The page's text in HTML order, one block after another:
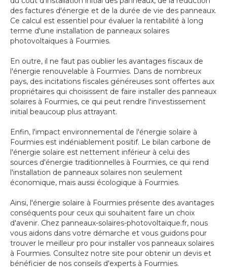
des factures d'énergie et de la durée de vie des panneaux.
Ce calcul est essentiel pour évaluer la rentabilité à long
terme d'une installation de panneaux solaires
photovoltaïques à Fourmies.
En outre, il ne faut pas oublier les avantages fiscaux de
l'énergie renouvelable à Fourmies. Dans de nombreux
pays, des incitations fiscales généreuses sont offertes aux
propriétaires qui choisissent de faire installer des panneaux
solaires à Fourmies, ce qui peut rendre l'investissement
initial beaucoup plus attrayant.
Enfin, l'impact environnemental de l'énergie solaire à
Fourmies est indéniablement positif. Le bilan carbone de
l'énergie solaire est nettement inférieur à celui des
sources d'énergie traditionnelles à Fourmies, ce qui rend
l'installation de panneaux solaires non seulement
économique, mais aussi écologique à Fourmies.
Ainsi, l'énergie solaire à Fourmies présente des avantages
conséquents pour ceux qui souhaitent faire un choix
d'avenir. Chez panneaux-solaires-photovoltaique.fr, nous
vous aidons dans votre démarche et vous guidons pour
trouver le meilleur pro pour installer vos panneaux solaires
à Fourmies. Consultez notre site pour obtenir un devis et
bénéficier de nos conseils d'experts à Fourmies.